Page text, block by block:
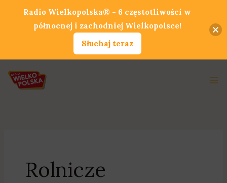
Rolnicze
Radio Wielkopolska® - 6 częstotliwości w
północnej i zachodniej Wielkopolsce!
Słuchaj teraz